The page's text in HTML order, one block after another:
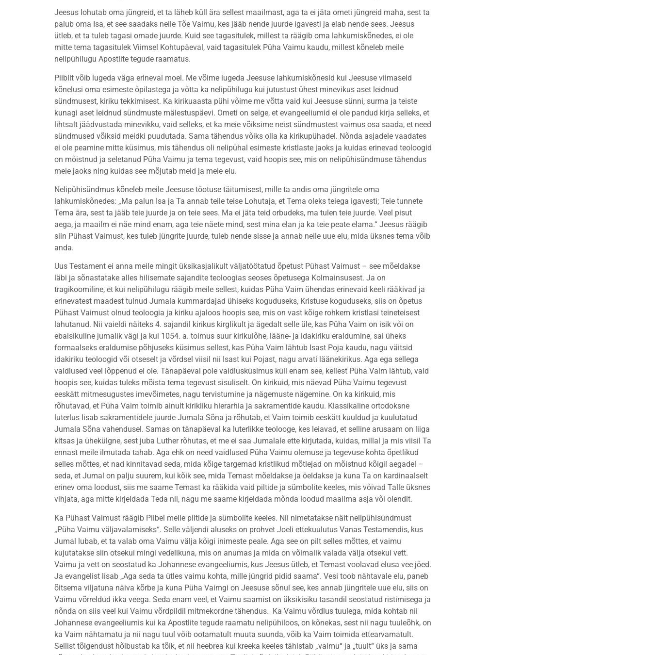
Jeesus lohutab oma jüngreid, et ta läheb küll ära sellest maailmast, aga ta ei jäta ometi jüngreid maha, sest ta
palub oma Isa, et see saadaks neile Tõe Vaimu, kes jääb nende juurde igavesti ja elab nende sees. Jeesus
ütleb, et ta tuleb tagasi omade juurde. Kuid see tagasitulek, millest ta räägib oma lahkumiskõnedes, ei ole
mitte tema tagasitulek Viimsel Kohtupäeval, vaid tagasitulek Püha Vaimu kaudu, millest kõneleb meile
nelipühilugu Apostlite tegude raamatus.
Piiblit võib lugeda väga erineval moel. Me võime lugeda Jeesuse lahkumiskõnesid kui Jeesuse viimaseid
kõnelusi oma esimeste õpilastega ja võtta ka nelipühilugu kui jutustust ühest minevikus aset leidnud
sündmusest, kiriku tekkimisest. Ka kirikuaasta pühi võime me võtta vaid kui Jeesuse sünni, surma ja teiste
kunagi aset leidnud sündmuste mälestuspäevi. Ometi on selge, et evangeeliumid ei ole pandud kirja selleks, et
lihtsalt jäädvustada minevikku, vaid selleks, et ka meie võiksime neist sündmustest vaimus osa saada, et need
sündmused võiksid meidki puudutada. Sama tähendus võiks olla ka kirikupühadel. Nõnda asjadele vaadates
ei ole peamine mitte küsimus, mis tähendus oli nelipühal esimeste kristlaste jaoks ja kuidas erinevad teoloogid
on mõistnud ja seletanud Püha Vaimu ja tema tegevust, vaid hoopis see, mis on nelipühisündmuse tähendus
meie jaoks ning kuidas see mõjutab meid ja meie elu.
Nelipühisündmus kõneleb meile Jeesuse tõotuse täitumisest, mille ta andis oma jüngritele oma
lahkumiskõnedes: „Ma palun Isa ja Ta annab teile teise Lohutaja, et Tema oleks teiega igavesti; Teie tunnete
Tema ära, sest ta jääb teie juurde ja on teie sees. Ma ei jäta teid orbudeks, ma tulen teie juurde. Veel pisut
aega, ja maailm ei näe mind enam, aga teie näete mind, sest mina elan ja ka teie peate elama.“ Jeesus räägib
siin Pühast Vaimust, kes tuleb jüngrite juurde, tuleb nende sisse ja annab neile uue elu, mida üksnes tema võib
anda.
Uus Testament ei anna meile mingit üksikasjalikult väljatöötatud õpetust Pühast Vaimust – see mõeldakse
läbi ja sõnastatake alles hilisemate sajandite teoloogias seoses õpetusega Kolmainsusest. Ja on
tragikoomiline, et kui nelipühilugu räägib meile sellest, kuidas Püha Vaim ühendas erinevaid keeli rääkivad ja
erinevatest maadest tulnud Jumala kummardajad ühiseks koguduseks, Kristuse koguduseks, siis on õpetus
Pühast Vaimust olnud teoloogia ja kiriku ajaloos hoopis see, mis on vast kõige rohkem kristlasi teineteisest
lahutanud. Nii vaieldi näiteks 4. sajandil kirikus kirglikult ja ägedalt selle üle, kas Püha Vaim on isik või on
ebaisikuline jumalik vägi ja kui 1054. a. toimus suur kirikulõhe, lääne- ja idakiriku eraldumine, sai üheks
formaalseks eraldumise põhjuseks küsimus sellest, kas Püha Vaim lähtub Isast Poja kaudu, nagu väitsid
idakiriku teoloogid või otseselt ja võrdsel viisil nii Isast kui Pojast, nagu arvati läänekirikus. Aga ega sellega
vaidlused veel lõppenud ei ole. Tänapäeval pole vaidlusküsimus küll enam see, kellest Püha Vaim lähtub, vaid
hoopis see, kuidas tuleks mõista tema tegevust sisuliselt. On kirikuid, mis näevad Püha Vaimu tegevust
eeskätt mitmesugustes imevõimetes, nagu tervistumine ja nägemuste nägemine. On ka kirikuid, mis
rõhutavad, et Püha Vaim toimib ainult kirikliku hierarhia ja sakramentide kaudu. Klassikaline ortodoksne
luterlus lisab sakramentidele juurde Jumala Sõna ja rõhutab, et Vaim toimib eeskätt kuuldud ja kuulutatud
Jumala Sõna vahendusel. Samas on tänapäeval ka luterlikke teolooge, kes leiavad, et selline arusaam on liiga
kitsas ja ühekülgne, sest juba Luther rõhutas, et me ei saa Jumalale ette kirjutada, kuidas, millal ja mis viisil Ta
ennast meile ilmutada tahab. Aga ehk on need vaidlused Püha Vaimu olemuse ja tegevuse kohta õpetlikud
selles mõttes, et nad kinnitavad seda, mida kõige targemad kristlikud mõtlejad on mõistnud kõigil aegadel –
seda, et Jumal on palju suurem, kui kõik see, mida Temast mõeldakse ja öeldakse ja kuna Ta on kardinaalselt
erinev oma loodust, siis me saame Temast ka rääkida vaid piltide ja sümbolite keeles, mis võivad Talle üksnes
vihjata, aga mitte kirjeldada Teda nii, nagu me saame kirjeldada mõnda loodud maailma asja või olendit.
Ka Pühast Vaimust räägib Piibel meile piltide ja sümbolite keeles. Nii nimetatakse näit nelipühisündmust
„Püha Vaimu väljavalamiseks“. Selle väljendi aluseks on prohvet Joeli ettekuulutus Vanas Testamendis, kus
Jumal lubab, et ta valab oma Vaimu välja kõigi inimeste peale. Aga see on pilt selles mõttes, et vaimu
kujutatakse siin otsekui mingi vedelikuna, mis on anumas ja mida on võimalik valada välja otsekui vett.
Vaimu ja vett on seostatud ka Johannese evangeeliumis, kus Jeesus ütleb, et Temast voolavad elusa vee jõed.
Ja evangelist lisab „Aga seda ta ütles vaimu kohta, mille jüngrid pidid saama“. Vesi toob nähtavale elu, paneb
õitsema viljatuna näiva kõrbe ja kuna Püha Vaimgi on Jeesuse sõnul see, kes annab jüngritele uue elu, siis on
Vaimu võrreldud ikka veega. Seda enam veel, et Vaimu saamist on üksikisiku tasandil seostatud ristimisega ja
nõnda on siis veel kui Vaimu võrdpildil mitmekordne tähendus. Ka Vaimu võrdlus tuulega, mida kohtab nii
Johannese evangeeliumis kui ka Apostlite tegude raamatu nelipühiloos, on kõnekas, sest nii nagu tuuleõhk, on
ka Vaim nähtamatu ja nii nagu tuul võib ootamatult muuta suunda, võib ka Vaim toimida ettearvamatult.
Sellist tõlgendust hõlbustab ka tõik, et nii heebrea kui kreeka keeles tähistab „vaimu“ ja „tuult“ üks ja sama